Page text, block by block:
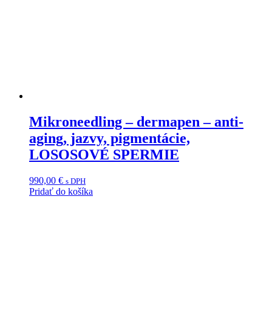
Mikroneedling – dermapen – anti-
aging, jazvy, pigmentácie,
LOSOSOVÉ SPERMIE
990,00 € s DPH
Pridať do košíka